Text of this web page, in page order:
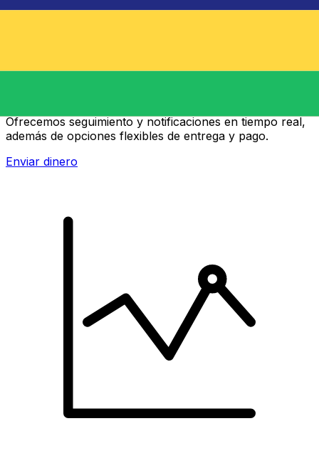
Ofrecemos seguimiento y notificaciones en tiempo real,
además de opciones flexibles de entrega y pago.
Enviar dinero